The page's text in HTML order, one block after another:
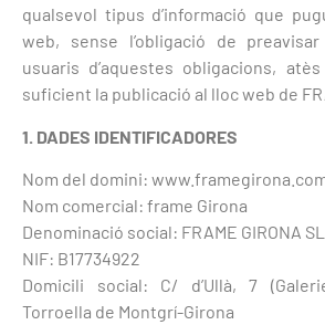
qualsevol tipus d’informació que
web, sense l’obligació de
usuaris d’aquestes obligacions,
suficient la publicació al lloc web de
1. DADES IDENTIFICADORES
Nom del domini:
Nom comercial: frame Girona
Denominació social: FRAME GIRONA SL
NIF: B17734922
Domicili social: C/ d’Ullà, 7
Torroella de Montgrí-Girona